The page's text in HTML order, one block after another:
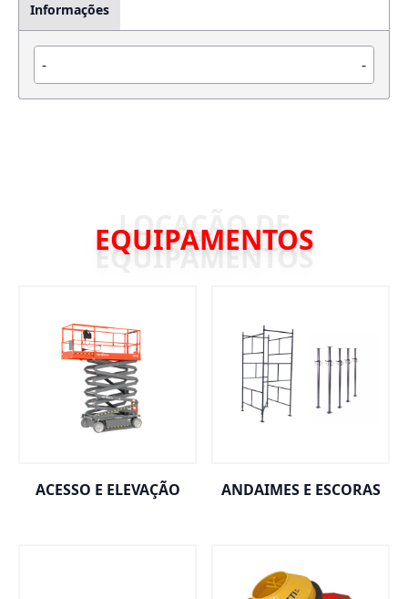
Informações
- -
EQUIPAMENTOS
ACESSO E ELEVAÇÃO ANDAIMES E ESCORAS